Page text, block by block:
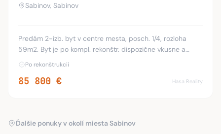
Sabinov, Sabinov
Predám 2-izb. byt v centre mesta, posch. 1/4, rozloha
59m2. Byt je po kompl. rekonštr. dispozične vkusne a
učelovo upravený. Pozostáva z 2 obytných
Po rekonštrukcii
85 800 € Hasa Reality
Ďalšie ponuky v okolí miesta Sabinov